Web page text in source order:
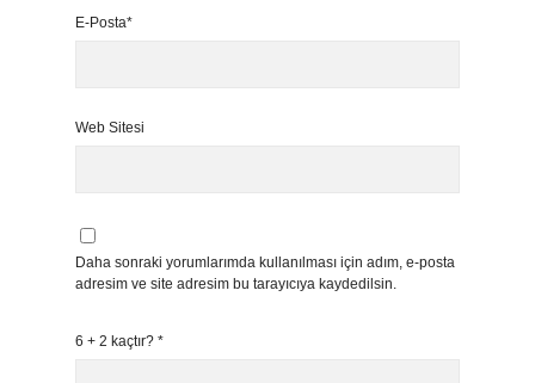
E-Posta*
Web Sitesi
Daha sonraki yorumlarımda kullanılması için adım, e-posta
adresim ve site adresim bu tarayıcıya kaydedilsin.
6 + 2 kaçtır? *